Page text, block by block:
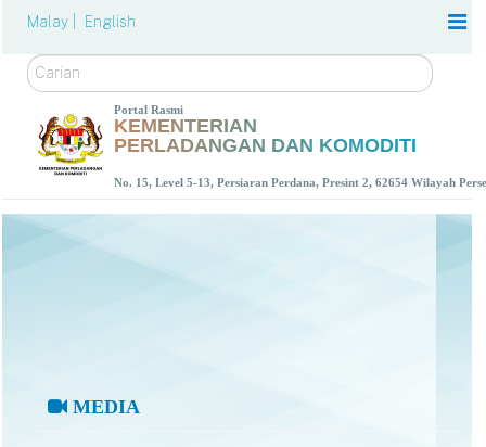
Malay | English
Carian
Portal Rasmi
KEMENTERIAN
PERLADANGAN DAN KOMODITI
No. 15, Level 5-13, Persiaran Perdana, Presint 2, 62654 Wilayah
MEDIA